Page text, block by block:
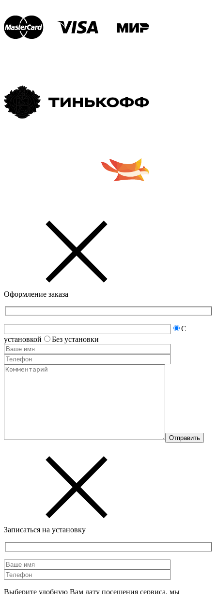
Оформление заказа
С
установкой
Без установки
Записаться на установку
Выберите удобную Вам дату посещения сервиса, мы